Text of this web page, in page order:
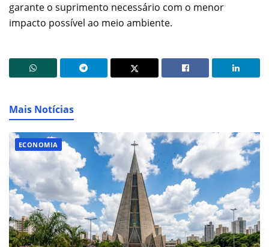
garante o suprimento necessário com o menor
impacto possível ao meio ambiente.
Mais Notícias
ECONOMIA